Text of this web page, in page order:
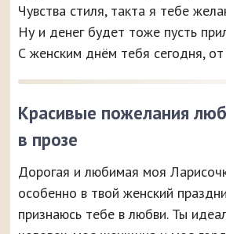
Чувства стиля, такта я тебе
Ну и денег будет тоже пусть
С женским днём тебя сегодня,
Красивые пожелания
в прозе
Дорогая и любимая моя
особенно в твой женский
признаюсь тебе в любви. Ты